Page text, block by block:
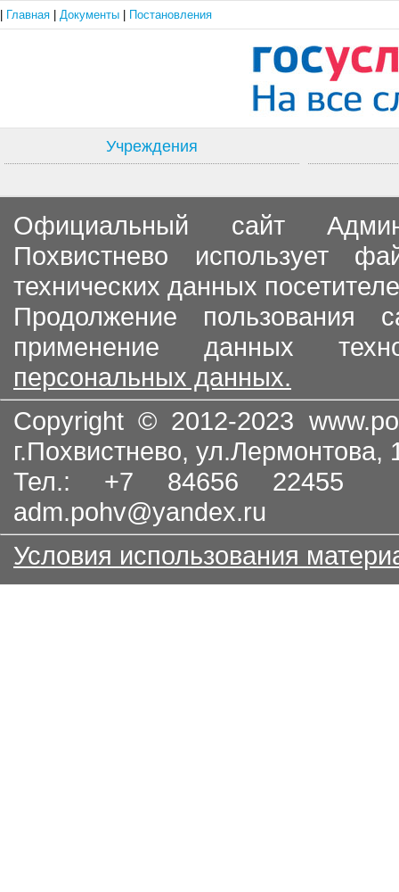
Главная Документы Постановления
Учреждения
Официальный сайт
Похвистнево использует
технических данных
Продолжение пользования
применение данных
персональных данных.
Copyright © 2012-2023
г.Похвистнево, ул.Лермонтова,
Тел.: +7 84656
adm.pohv@yandex.ru
Условия использования